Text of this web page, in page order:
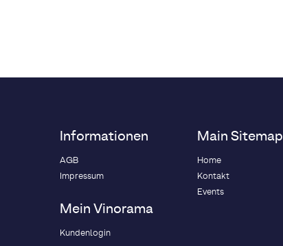
Informationen
AGB
Impressum
Mein Vinorama
Kundenlogin
Main Sitemap
Home
Kontakt
Events